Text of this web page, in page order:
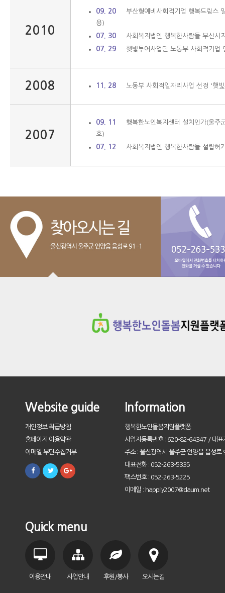
2010
09. 20
부산형예비사회적기업 행복드림스
용)
07. 30 사회복지법인 행복한사람들 부산시
07. 29 햇빛투어사업단 노동부 사회적기업
2008 11. 28 노동부 사회적일자리사업 선정 '햇
2007
09. 11
행복한노인복지센터 설치인가(울
호)
07. 12 사회복지법인 행복한사람들 설립허
Website guide
개인정보 취급방침
홈페이지 이용약관
이메일 무단수집거부
Information
행복한노인돌봄지원플랫폼
사업자등록번호 : 620-82-64347 / 대표
주소 : 울산광역시 울주군 언양읍 읍성로
대표전화 : 052-263-5335
팩스번호 : 052-263-5225
이메일 : happily2007@daum.net
Quick menu
이용안내 사업안내 후원/봉사 오시는길